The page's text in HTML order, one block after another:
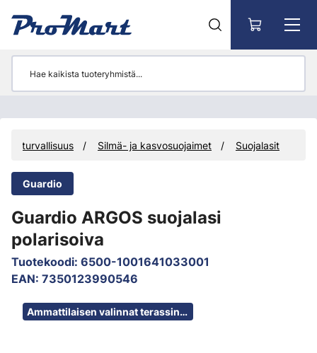
työturvallisuus Silmä- ja kasvosuojaimet Suojalasit
Guardio
Guardio ARGOS suojalasi
polarisoiva
Tuotekoodi: 6500-1001641033001
EAN: 7350123990546
Ammattilaisen valinnat terassin rakentamiseen
Ohita kuvat